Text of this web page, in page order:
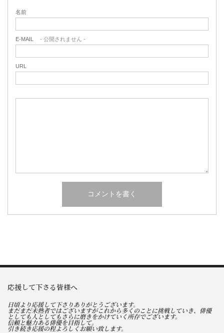
名前
E-MAIL - 公開されません -
URL
応援して下さる皆様へ
日頃より応援して下さりありがとうございます。
まだまだ未熟者ではございますがこれから多くのことに挑戦していき、俳優
としても人としてもさらに磨きをかけていく所存でございます。
信頼と魅力ある俳優を目指して。
引き続き応援の程よろしくお願い致します。